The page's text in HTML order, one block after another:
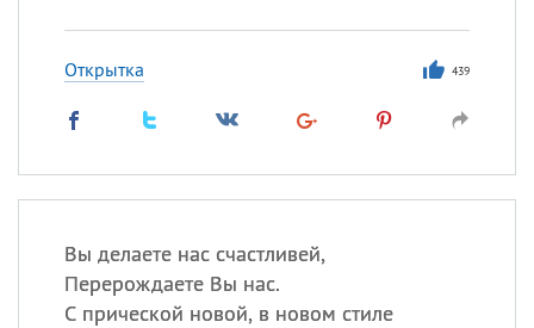
Открытка 439
Вы делаете нас счастливей,
Перерождаете Вы нас.
С прической новой, в новом стиле
Посмотреть значение